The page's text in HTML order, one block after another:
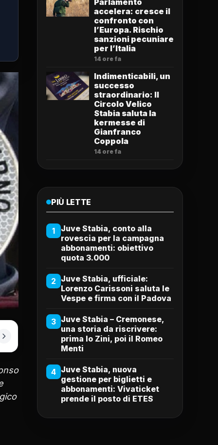
Parlamento
accelera: cresce il
confronto con
l’Europa. Rischio
sanzioni pecuniare
per l’Italia
14 ore fa
Indimenticabili, un
successo
straordinario: Il
Circolo Velico
Stabia saluta la
kermesse di
Gianfranco
Coppola
14 ore fa
PIÙ LETTE
1
Juve Stabia, conto alla
rovescia per la campagna
abbonamenti: obiettivo
quota 3.000
2 Juve Stabia, ufficiale:
Lorenzo Carissoni saluta le
Vespe e firma con il Padova
3 Juve Stabia – Cremonese,
una storia da riscrivere:
prima lo Zini, poi il Romeo
Menti
4 Juve Stabia, nuova
gestione per biglietti e
abbonamenti: Vivaticket
prende il posto di ETES